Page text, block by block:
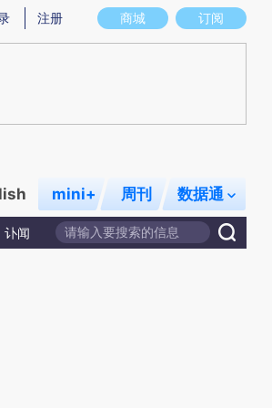
意图存在偏差。不代表财新观点和立场。推荐点击
商城 订阅
注册
mini+ 周刊 数据通
讣闻